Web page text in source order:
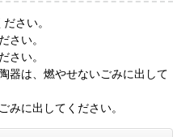
さい。
さい。
さい。
器は、燃やせないごみに出して
みに出してください。